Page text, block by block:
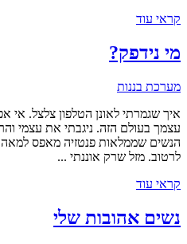
קראי עוד
מי נידפק?
מערכת בננות
איך שגמרתי לאונן הטלפון צלצל. אי
עצמך בעולם הזה. ניגבתי את עצמי
הנשים שממלאות פנטזיה מאפס למאה
לרטוב. מזל שרק אוננתי ...
קראי עוד
נשים אהובות שלי